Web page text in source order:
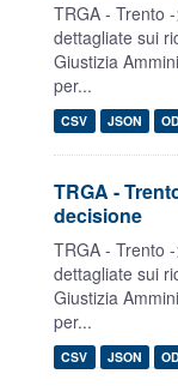
TRGA - Trento
dettagliate sui
Giustizia
per...
CSV JSON
TRGA -
decisione
TRGA - Trento
dettagliate sui
Giustizia
per...
CSV JSON